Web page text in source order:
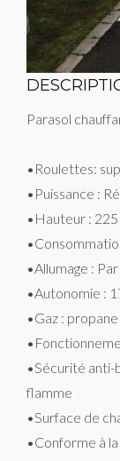
Parasol
•Roulettes:
•Puissance :
•Hauteur : 225
•Allumage :
•Autonomie :
•Gaz : propane
•Sécurité
flamme
•Surface de
•Conforme à